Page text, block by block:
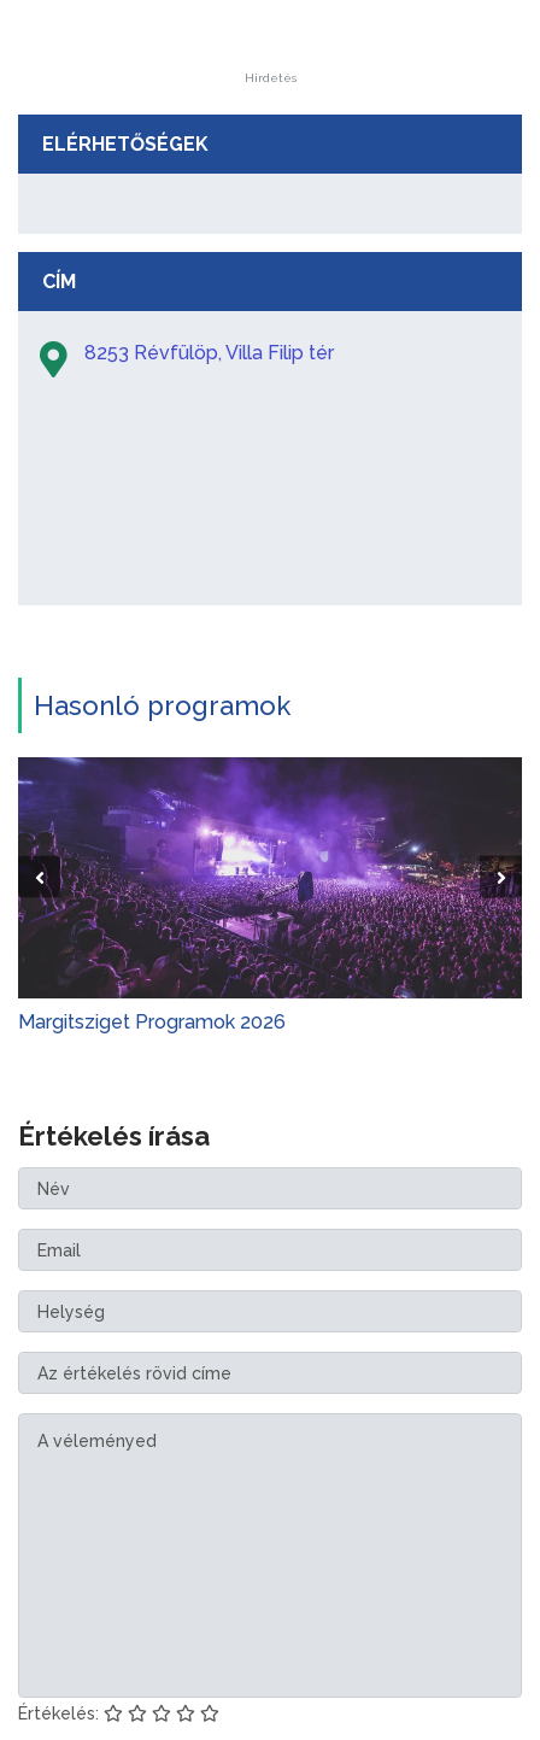
Hirdetés
ELÉRHETŐSÉGEK
CÍM
8253 Révfülöp, Villa Filip tér
Hasonló programok
Margitsziget Programok 2026
Értékelés írása
Értékelés: